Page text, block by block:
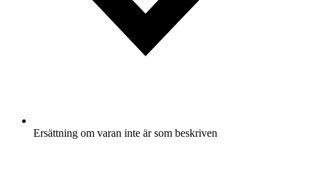
Ersättning om varan inte är som beskriven